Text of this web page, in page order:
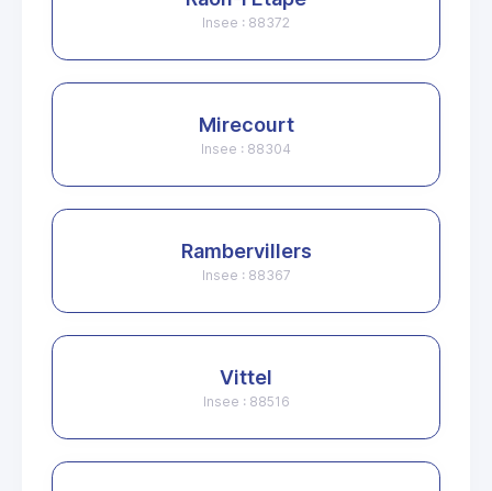
Insee : 88372
Mirecourt
Insee : 88304
Rambervillers
Insee : 88367
Vittel
Insee : 88516